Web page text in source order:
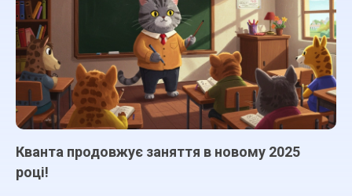
Кванта продовжує заняття в новому 2025
році!